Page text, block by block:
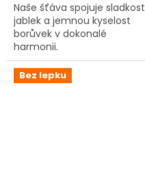
Naše šťáva spojuje sladkost
jablek a jemnou kyselost
borůvek v dokonalé
harmonii.
Bez lepku